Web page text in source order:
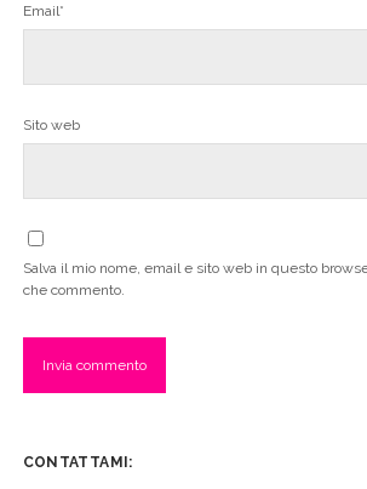
Email*
Sito web
Salva il mio nome, email e sito web in questo
che commento.
CONTATTAMI: